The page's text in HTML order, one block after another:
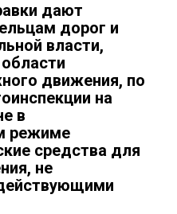
дают
дорог и
власти,
движения, по
на
в
режиме
средства для
не